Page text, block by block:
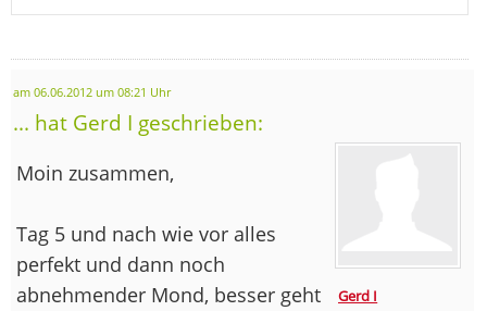
am 06.06.2012 um 08:21 Uhr
... hat Gerd I geschrieben:
Gerd I
Moin zusammen,
Tag 5 und nach wie vor alles
perfekt und dann noch
abnehmender Mond, besser geht